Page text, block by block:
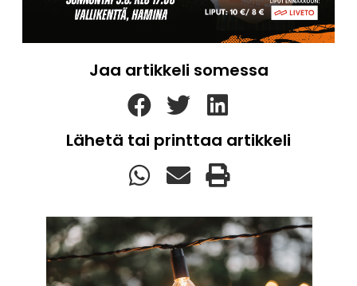
Jaa artikkeli somessa
Lähetä tai printtaa artikkeli